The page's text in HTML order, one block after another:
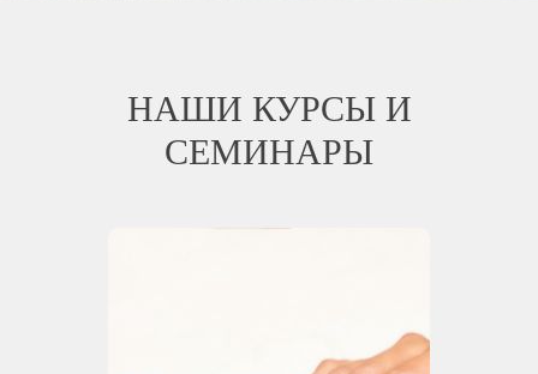
НАШИ КУРСЫ И
СЕМИНАРЫ